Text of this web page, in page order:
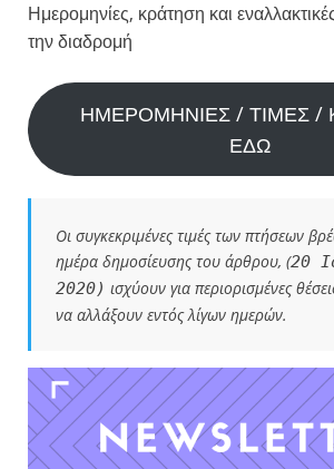
Ημερομηνίες, κράτηση και
την διαδρομή
ΗΜΕΡΟΜΗΝΙΕΣ / ΤΙΜΕΣ /
ΕΔΩ
Οι συγκεκριμένες τιμές των πτήσεων
ημέρα δημοσίευσης του άρθρου, (20
2020) ισχύουν για περιορισμένες
να αλλάξουν εντός λίγων ημερών.